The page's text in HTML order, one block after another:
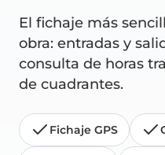
El fichaje más
obra: entradas y
consulta de horas
de cuadrantes.
Fichaje GPS